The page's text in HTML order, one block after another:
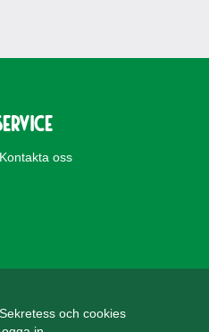
Kontakta oss
Sekretess och cookies